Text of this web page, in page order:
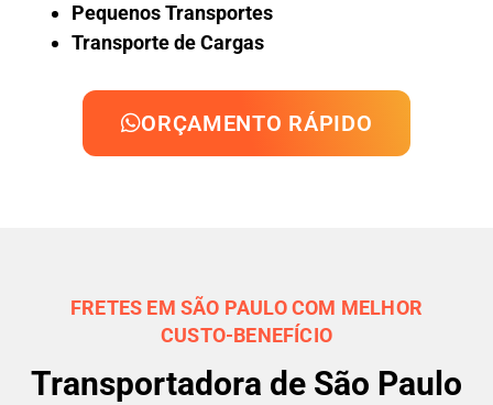
Pequenos Transportes
Transporte de Cargas
ORÇAMENTO RÁPIDO
FRETES EM SÃO PAULO COM MELHOR
CUSTO-BENEFÍCIO
Transportadora de São Paulo